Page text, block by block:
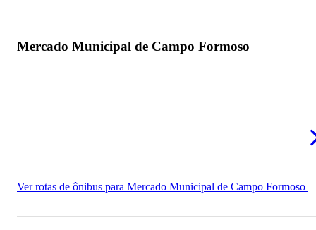
Mercado Municipal de Campo Formoso
Ver rotas de ônibus para Mercado Municipal de Campo Formoso